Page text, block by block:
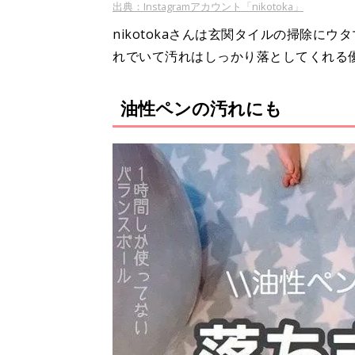
出典：Instagramアカウント「nikotoka」
nikotokaさんは玄関タイルの掃除にウ
れでいて汚れはしっかり落としてくれる
油性ペンの汚れにも